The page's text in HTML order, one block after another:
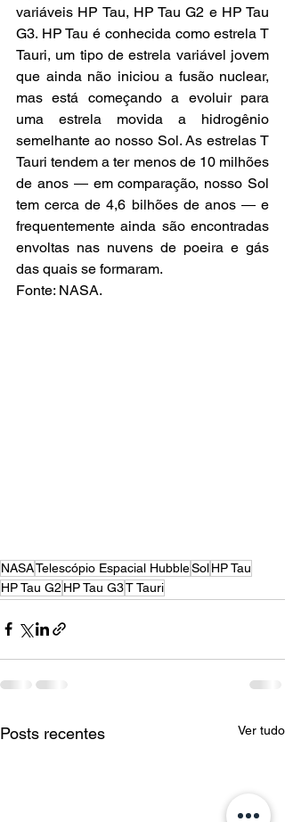
variáveis HP Tau, HP Tau G2 e HP Tau
G3. HP Tau é conhecida como estrela T
Tauri, um tipo de estrela variável jovem
que ainda não iniciou a fusão nuclear,
mas está começando a evoluir para
uma estrela movida a hidrogênio
semelhante ao nosso Sol. As estrelas T
Tauri tendem a ter menos de 10 milhões
de anos ― em comparação, nosso Sol
tem cerca de 4,6 bilhões de anos ― e
frequentemente ainda são encontradas
envoltas nas nuvens de poeira e gás
das quais se formaram.
Fonte: NASA.
NASATelescópio Espacial HubbleSolHP Tau
HP Tau G2 HP Tau G3T Tauri
Posts recentes Ver tudo